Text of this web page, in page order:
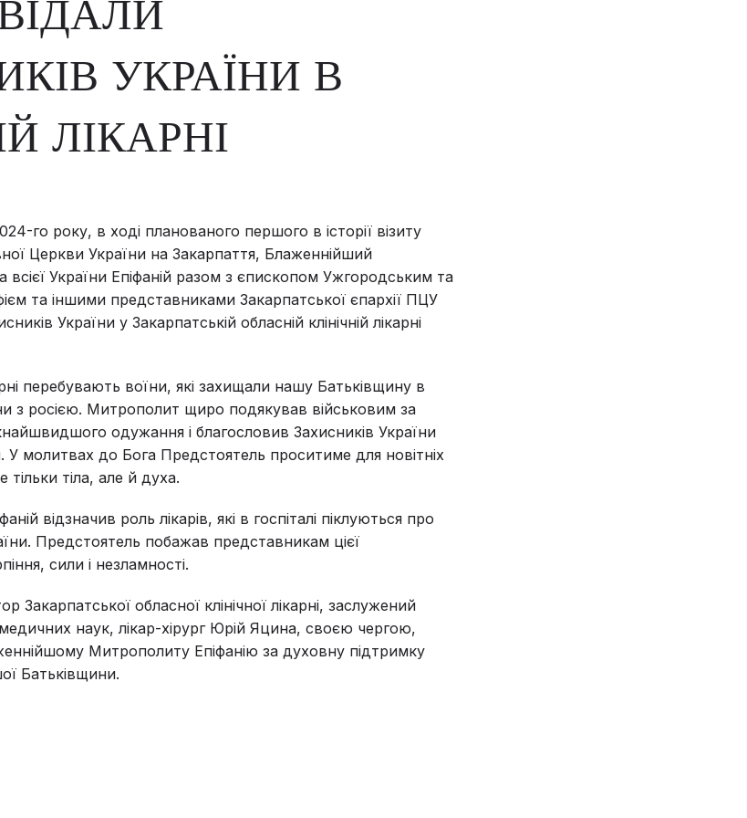
УКРАЇНИ В
ЛІКАРНІ
го року, в ході планованого першого в історії візиту
Церкви України на Закарпаття, Блаженнійший
України Епіфаній разом з єпископом Ужгородським та
та іншими представниками Закарпатської єпархії ПЦУ
України у Закарпатській обласній клінічній лікарні
перебувають воїни, які захищали нашу Батьківщину в
з росією. Митрополит щиро подякував військовим за
одужання і благословив Захисників України
У молитвах до Бога Предстоятель проситиме для новітніх
тільки тіла, але й духа.
відзначив роль лікарів, які в госпіталі піклуються про
Предстоятель побажав представникам цієї
сили і незламності.
Закарпатської обласної клінічної лікарні, заслужений
наук, лікар-хірург Юрій Яцина, своєю чергою,
Митрополиту Епіфанію за духовну підтримку
Батьківщини.